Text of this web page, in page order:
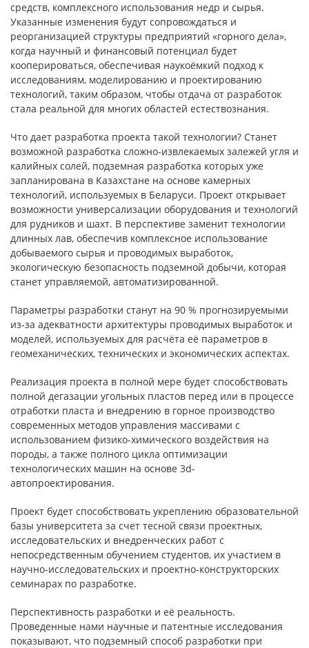
средств, комплексного использования недр и сырья.
Указанные изменения будут сопровождаться и
реорганизацией структуры предприятий «горного дела»,
когда научный и финансовый потенциал будет
кооперироваться, обеспечивая наукоёмкий подход к
исследованиям, моделированию и проектированию
технологий, таким образом, чтобы отдача от разработок
стала реальной для многих областей естествознания.
Что дает разработка проекта такой технологии? Станет
возможной разработка сложно-извлекаемых залежей угля и
калийных солей, подземная разработка которых уже
запланирована в Казахстане на основе камерных
технологий, используемых в Беларуси. Проект открывает
возможности универсализации оборудования и технологий
для рудников и шахт. В перспективе заменит технологии
длинных лав, обеспечив комплексное использование
добываемого сырья и проводимых выработок,
экологическую безопасность подземной добычи, которая
станет управляемой, автоматизированной.
Параметры разработки станут на 90 % прогнозируемыми
из-за адекватности архитектуры проводимых выработок и
моделей, используемых для расчёта её параметров в
геомеханических, технических и экономических аспектах.
Реализация проекта в полной мере будет способствовать
полной дегазации угольных пластов перед или в процессе
отработки пласта и внедрению в горное производство
современных методов управления массивами с
использованием физико-химического воздействия на
породы, а также полного цикла оптимизации
технологических машин на основе 3d-
автопроектирования.
Проект будет способствовать укреплению образовательной
базы университета за счет тесной связи проектных,
исследовательских и внедренческих работ с
непосредственным обучением студентов, их участием в
научно-исследовательских и проектно-конструкторских
семинарах по разработке.
Перспективность разработки и её реальность.
Проведенные нами научные и патентные исследования
показывают, что подземный способ разработки при